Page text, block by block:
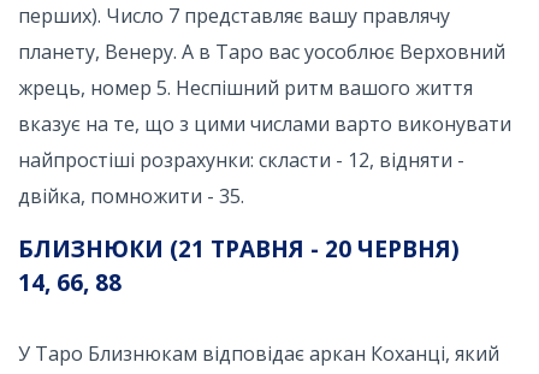
перших). Число 7 представляє вашу правлячу
планету, Венеру. А в Таро вас уособлює Верховний
жрець, номер 5. Неспішний ритм вашого життя
вказує на те, що з цими числами варто виконувати
найпростіші розрахунки: скласти - 12, відняти -
двійка, помножити - 35.
БЛИЗНЮКИ (21 ТРАВНЯ - 20 ЧЕРВНЯ)
14, 66, 88
У Таро Близнюкам відповідає аркан Коханці, який